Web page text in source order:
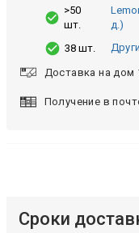
>50
шт.
д.)
38 шт.
Доставка на дом
Получение в
Сроки